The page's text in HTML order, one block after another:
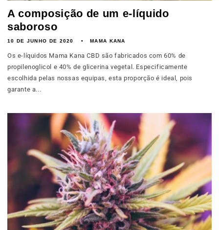
A composição de um e-líquido
saboroso
10 DE JUNHO DE 2020 MAMA KANA
Os e-líquidos Mama Kana CBD são fabricados com 60% de
propilenoglicol e 40% de glicerina vegetal. Especificamente
escolhida pelas nossas equipas, esta proporção é ideal, pois
garante a...